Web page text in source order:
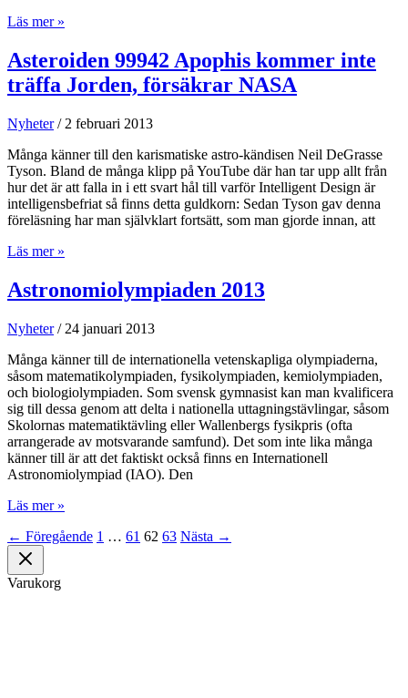
Astronomisk
inbjuder
till
stjärnträff
Uppsala
1-
3
mars
Läs mer »
Asteroiden 99942 Apophis kommer inte
träffa Jorden, försäkrar NASA
Nyheter/ 2 februari 2013
Många känner till den karismatiske astro-kändisen Neil DeGrasse
Tyson. Bland de många klipp på YouTube där han tar upp allt från
hur det är att falla in i ett svart hål till varför Intelligent Design är
intelligensbefriat så finns detta guldkorn: Sedan Tyson gav denna
föreläsning har man självklart fortsätt, som man gjorde innan, att
Asteroiden
Apophis
kommer
träffa
försäkrar
NASA
Läs mer »
Astronomiolympiaden 2013
Nyheter/ 24 januari 2013
Många känner till de internationella vetenskapliga olympiaderna,
såsom matematikolympiaden, fysikolympiaden, kemiolympiaden,
och biologiolympiaden. Som svensk gymnasist kan man kvalificera
sig till dessa genom att delta i nationella uttagningstävlingar, såsom
Skolornas matematiktävling eller Wallenbergs fysikpris (ofta
arrangerade av motsvarande samfund). Det som inte lika många
känner till är att det faktiskt också finns en Internationell
Astronomiolympiad (IAO). Den
Astronomiolympiaden
Läs mer »
← Föregående 1 … 61 62 63 Nästa →
Varukorg